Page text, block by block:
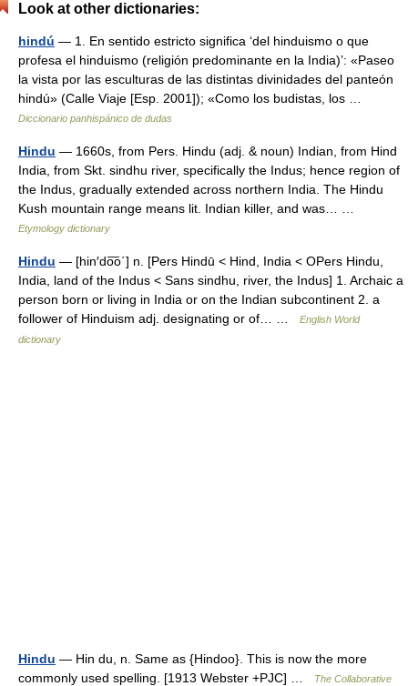
Look at other dictionaries:
hindú — 1. En sentido estricto significa ‘del hinduismo o que
profesa el hinduismo (religión predominante en la India)’: «Paseo
la vista por las esculturas de las distintas divinidades del panteón
hindú» (Calle Viaje [Esp. 2001]); «Como los budistas, los …
Diccionario panhispánico de dudas
Hindu — 1660s, from Pers. Hindu (adj. & noun) Indian, from Hind
India, from Skt. sindhu river, specifically the Indus; hence region of
the Indus, gradually extended across northern India. The Hindu
Kush mountain range means lit. Indian killer, and was… …
Etymology dictionary
Hindu — [hin′do͞o΄] n. [Pers Hindū < Hind, India < OPers Hindu,
India, land of the Indus < Sans sindhu, river, the Indus] 1. Archaic a
person born or living in India or on the Indian subcontinent 2. a
follower of Hinduism adj. designating or of… …
English World
dictionary
Hindu — Hin du, n. Same as {Hindoo}. This is now the more
commonly used spelling. [1913 Webster +PJC] …
The Collaborative